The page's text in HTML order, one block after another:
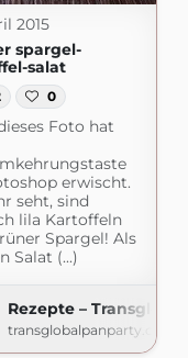
2015
spargel-
salat
0
Foto hat
erwischt.
seht, sind
lila Kartoffeln
Spargel! Als
Salat (...)
Rezepte –
transglobalpanparty.com